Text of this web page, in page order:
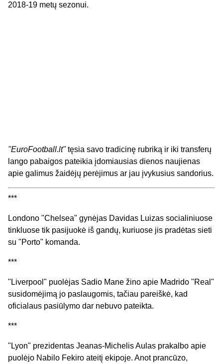
2018-19 metų sezonui.
"EuroFootball.lt"tęsia savo tradicinę rubriką ir iki transferų
lango pabaigos pateikia įdomiausias dienos naujienas
apie galimus žaidėjų perėjimus ar jau įvykusius sandorius.
***
Londono "Chelsea" gynėjas Davidas Luizas socialiniuose
tinkluose tik pasijuokė iš gandų, kuriuose jis pradėtas sieti
su "Porto" komanda.
***
"Liverpool" puolėjas Sadio Mane žino apie Madrido "Real"
susidomėjimą jo paslaugomis, tačiau pareiškė, kad
oficialaus pasiūlymo dar nebuvo pateikta.
***
"Lyon" prezidentas Jeanas-Michelis Aulas prakalbo apie
puolėjo Nabilo Fekiro ateitį ekipoje. Anot prancūzo,